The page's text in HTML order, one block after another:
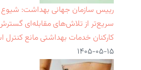
رییس سازمان جهانی بهداشت: شیوع
سریع‌تر از تلاش‌های مقابله‌ای
کارکنان خدمات بهداشتی مانع
۱۴۰۵-۰۵-۱۵